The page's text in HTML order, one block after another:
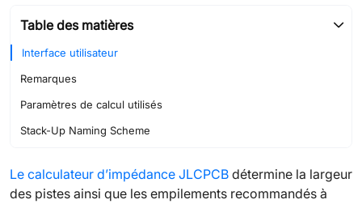
Table des matières
Interface utilisateur
Remarques
Paramètres de calcul utilisés
Stack-Up Naming Scheme
Le calculateur d’impédance JLCPCB détermine la largeur
des pistes ainsi que les empilements recommandés à